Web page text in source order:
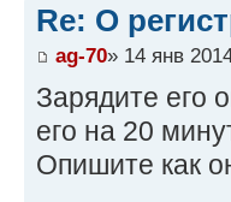
Re: О
ag-70» 14 янв
Зарядите его
его на 20
Опишите как